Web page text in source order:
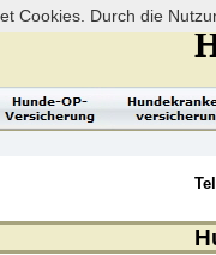
Cookies. Durch die